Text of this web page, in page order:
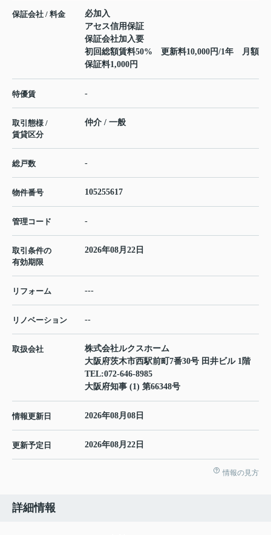
保証会社 / 料金
必加入
アセス信用保証
保証会社加入要
初回総額賃料50% 更新料10,000円/1年 月額
保証料1,000円
特優賃 -
取引態様 /
賃貸区分
仲介 / 一般
総戸数 -
物件番号 105255617
管理コード -
取引条件の
有効期限
2026年08月22日
リフォーム ---
リノベーション --
取扱会社
株式会社ルクスホーム
大阪府茨木市西駅前町7番30号 田井ビル 1階
TEL:072-646-8985
大阪府知事 (1) 第66348号
情報更新日 2026年08月08日
更新予定日 2026年08月22日
情報の見方
詳細情報